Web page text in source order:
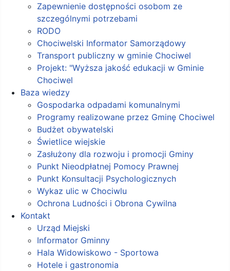
Zapewnienie dostępności osobom ze
szczególnymi potrzebami
RODO
Chociwelski Informator Samorządowy
Transport publiczny w gminie Chociwel
Projekt: "Wyższa jakość edukacji w Gminie
Chociwel
Baza wiedzy
Gospodarka odpadami komunalnymi
Programy realizowane przez Gminę Chociwel
Budżet obywatelski
Świetlice wiejskie
Zasłużony dla rozwoju i promocji Gminy
Punkt Nieodpłatnej Pomocy Prawnej
Punkt Konsultacji Psychologicznych
Wykaz ulic w Chociwlu
Ochrona Ludności i Obrona Cywilna
Kontakt
Urząd Miejski
Informator Gminny
Hala Widowiskowo - Sportowa
Hotele i gastronomia